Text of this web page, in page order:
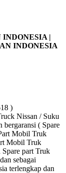
|
INDONESIA
)
Nissan / Suku
( Spare
Mobil Truk
Mobil Truk
part Truk
sebagai
terlengkap dan